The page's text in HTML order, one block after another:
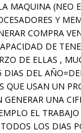
MAQUINA (NEO
Y
COMPRA
DE
DE ELLAS ,
DIAS DEL
QUE USAN UN
UNA
EL
LOS DIAS